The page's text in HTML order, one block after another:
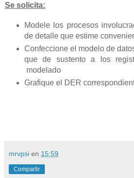
Se solicita:
Modele los procesos
de detalle que estime
Confeccione el modelo de
que de sustento a los
modelado
Grafique el DER
mrvpsi en 15:59
Compartir